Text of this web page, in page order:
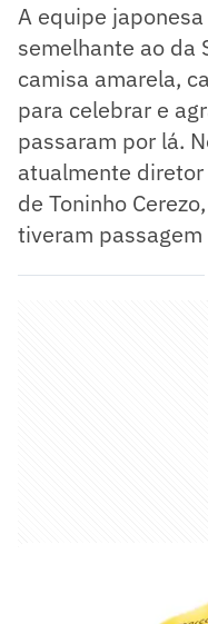
A equipe
semelhante ao da
camisa amarela,
para celebrar e
passaram por lá.
atualmente
de Toninho
tiveram